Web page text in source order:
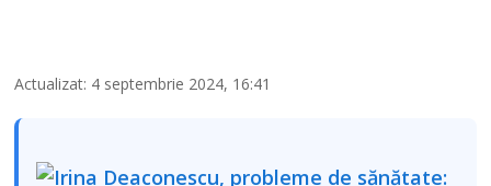
Actualizat: 4 septembrie 2024, 16:41